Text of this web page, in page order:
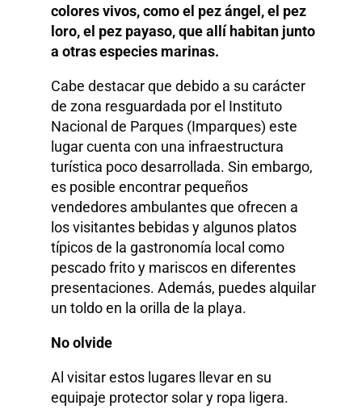
colores vivos, como el pez ángel, el pez
loro, el pez payaso, que allí habitan junto
a otras especies marinas.
Cabe destacar que debido a su carácter
de zona resguardada por el Instituto
Nacional de Parques (Imparques) este
lugar cuenta con una infraestructura
turística poco desarrollada. Sin embargo,
es posible encontrar pequeños
vendedores ambulantes que ofrecen a
los visitantes bebidas y algunos platos
típicos de la gastronomía local como
pescado frito y mariscos en diferentes
presentaciones. Además, puedes alquilar
un toldo en la orilla de la playa.
No olvide
Al visitar estos lugares llevar en su
equipaje protector solar y ropa ligera.